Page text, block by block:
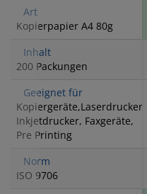
Art
Kopierpapier A4 80g
Inhalt
200 Packungen
Geeignet für
Kopiergeräte,Laserdrucker,
Inkjetdrucker, Faxgeräte,
Pre Printing
Norm
ISO 9706